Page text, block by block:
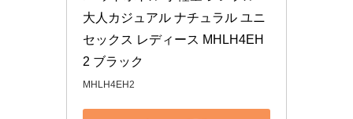
大人カジュアル ナチュラル ユニ
セックス レディース MHLH4EH
2 ブラック
MHLH4EH2